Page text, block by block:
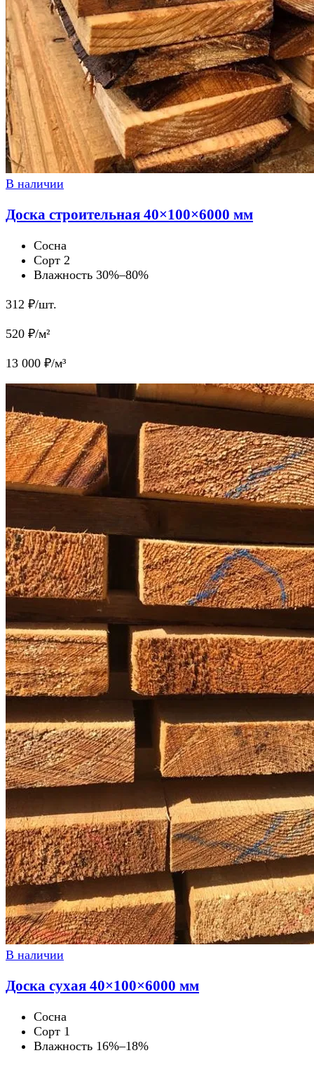
В наличии
Доска строительная 40×100×6000 мм
Сосна
Сорт 2
Влажность 30%–80%
312 ₽/шт.
520 ₽/м²
13 000 ₽/м³
В наличии
Доска сухая 40×100×6000 мм
Сосна
Сорт 1
Влажность 16%–18%